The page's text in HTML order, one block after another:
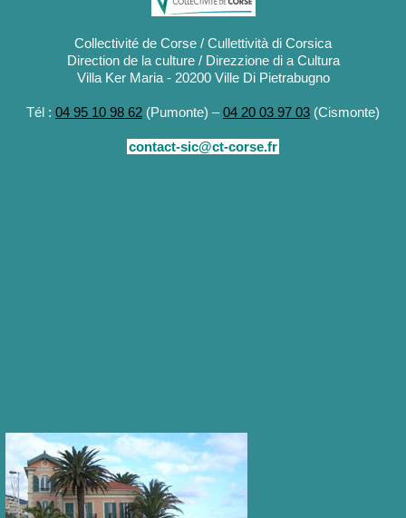
Collectivité de Corse / Cullettività di Corsica
Direction de la culture / Direzzione di a Cultura
Villa Ker Maria - 20200 Ville Di Pietrabugno
Tél : 04 95 10 98 62 (Pumonte) –04 20 03 97 03 (Cismonte)
contact-sic@ct-corse.fr